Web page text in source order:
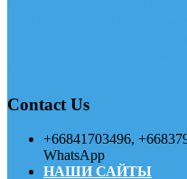
Contact Us
+66841703496,
WhatsApp
НАШИ САЙТЫ